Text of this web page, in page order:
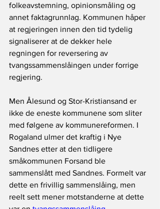
folkeavstemning, opinionsmåling og
annet faktagrunnlag. Kommunen håper
at regjeringen innen den tid tydelig
signaliserer at de dekker hele
regningen for reversering av
tvangssammenslåingen under forrige
regjering.
Men Ålesund og Stor-Kristiansand er
ikke de eneste kommunene som sliter
med følgene av kommunereformen. I
Rogaland ulmer det kraftig i Nye
Sandnes etter at den tidligere
småkommunen Forsand ble
sammenslått med Sandnes. Formelt var
dette en frivillig sammenslåing, men
reelt sett mener motstanderne at dette